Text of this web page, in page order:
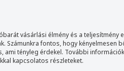
vásárlási élmény és a teljesítmény
Számunkra fontos, hogy kényelmesen
tényleg érdekel. További
kapcsolatos részleteket.